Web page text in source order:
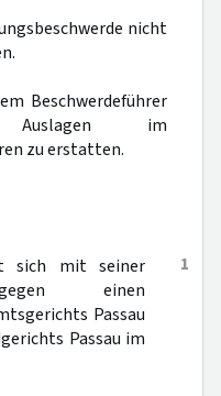
nicht
Beschwerdeführer
Auslagen im
zu erstatten.
1
sich mit seiner
gegen einen
Passau
Passau im